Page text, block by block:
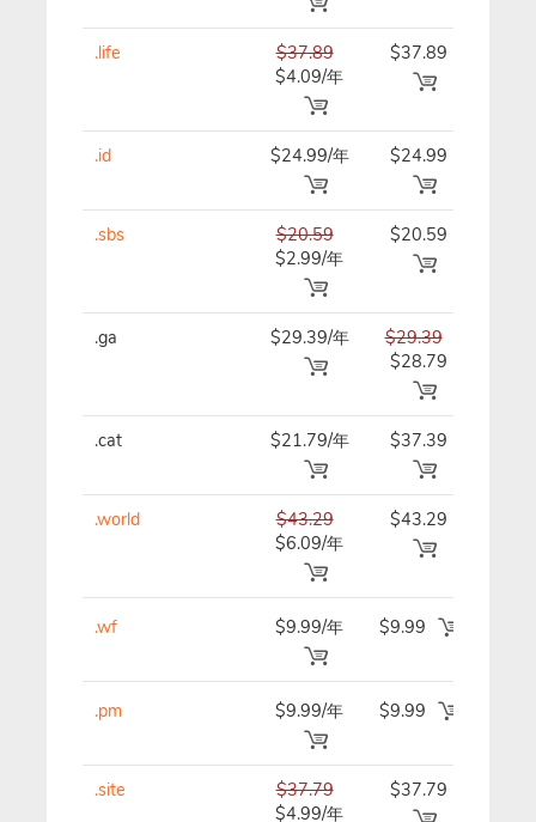
.life
$37.89
$4.09/年
$37.89
.id $24.99/年 $24.99
.sbs
$20.59
$2.99/年
$20.59
.ga $29.39/年
$29.39
$28.79
.cat $21.79/年 $37.39
.world
$43.29
$6.09/年
$43.29
.wf $9.99/年 $9.99
.pm $9.99/年 $9.99
.site
$37.79
$4.99/年
$37.79